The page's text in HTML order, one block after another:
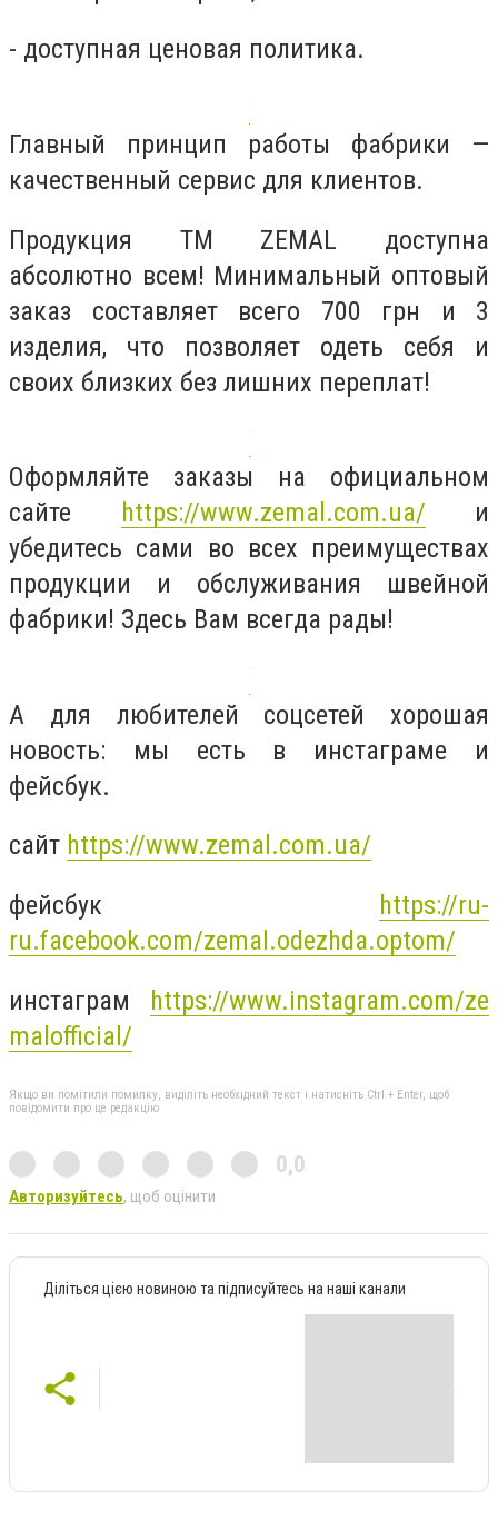
- доступная ценовая политика.
Главный принцип работы фабрики —
качественный сервис для клиентов.
Продукция TM ZEMAL доступна
абсолютно всем! Минимальный оптовый
заказ составляет всего 700 грн и 3
изделия, что позволяет одеть себя и
своих близких без лишних переплат!
Оформляйте заказы на официальном
сайте
https://www.zemal.com.ua/ и
убедитесь сами во всех преимуществах
продукции и обслуживания швейной
фабрики! Здесь Вам всегда рады!
А для любителей соцсетей хорошая
новость: мы есть в инстаграме и
фейсбук.
сайт https://www.zemal.com.ua/
фейсбук
https://ru-
ru.facebook.com/zemal.odezhda.optom/
инстаграм https://www.instagram.com/ze
malofficial/
Якщо ви помітили помилку, виділіть необхідний текст і натисніть Ctrl + Enter, щоб
повідомити про це редакцію
0,0
Авторизуйтесь, щоб оцінити
Діліться цією новиною та підписуйтесь на наші канали